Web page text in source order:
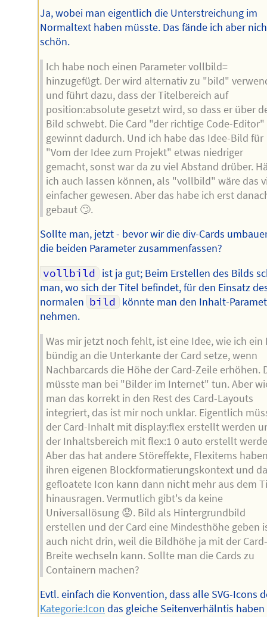
Ja, wobei man eigentlich die Unterstreichung im
Normaltext haben müsste. Das fände ich aber
schön.
Ich habe noch einen Parameter vollbild=
hinzugefügt. Der wird alternativ zu "bild"
und führt dazu, dass der Titelbereich auf
position:absolute gesetzt wird, so dass er über
Bild schwebt. Die Card "der richtige Code-Editor"
gewinnt dadurch. Und ich habe das Idee-Bild für
"Vom der Idee zum Projekt" etwas niedriger
gemacht, sonst war da zu viel Abstand drüber.
ich auch lassen können, als "vollbild" wäre das
einfacher gewesen. Aber das habe ich erst
gebaut 🙄.
Sollte man, jetzt - bevor wir die div-Cards
die beiden Parameter zusammenfassen?
vollbild ist ja gut; Beim Erstellen des Bilds
man, wo sich der Titel befindet, für den Einsatz
normalen bild könnte man den Inhalt-
nehmen.
Was mir jetzt noch fehlt, ist eine Idee, wie ich ein
bündig an die Unterkante der Card setze, wenn
Nachbarcards die Höhe der Card-Zeile erhöhen.
müsste man bei "Bilder im Internet" tun. Aber
man das korrekt in den Rest des Card-Layouts
integriert, das ist mir noch unklar. Eigentlich
der Card-Inhalt mit display:flex erstellt werden
der Inhaltsbereich mit flex:1 0 auto erstellt
Aber das hat andere Störeffekte, Flexitems
ihren eigenen Blockformatierungskontext und
gefloatete Icon kann dann nicht mehr aus dem
hinausragen. Vermutlich gibt's da keine
Universallösung 😟. Bild als Hintergrundbild
erstellen und der Card eine Mindesthöhe geben
auch nicht drin, weil die Bildhöhe ja mit der Card-
Breite wechseln kann. Sollte man die Cards zu
Containern machen?
Evtl. einfach die Konvention, dass alle SVG-Icons
Kategorie:Icon das gleiche Seitenverhälntis haben